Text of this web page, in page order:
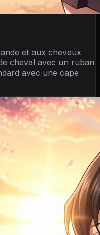
et aux cheveux
cheval avec un ruban
avec une cape